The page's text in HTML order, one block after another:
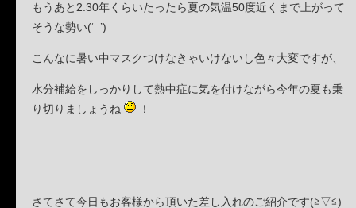
もうあと2.30年くらいたったら夏の気温50度近くまで上がって
そうな勢い(‘_’)
こんなに暑い中マスクつけなきゃいけないし色々大変ですが、
水分補給をしっかりして熱中症に気を付けながら今年の夏も乗
り切りましょうね
！
さてさて今日もお客様から頂いた差し入れのご紹介です(≧▽≦)